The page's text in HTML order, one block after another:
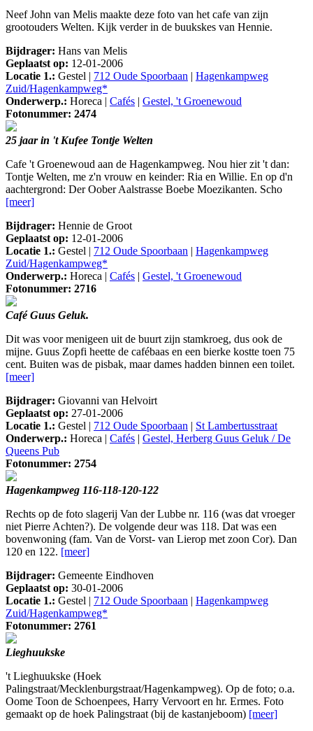
Neef John van Melis maakte deze foto van het cafe van zijn
grootouders Welten. Kijk verder in de buukskes van Hennie.
Bijdrager: Hans van Melis
Geplaatst op: 12-01-2006
Locatie 1.: Gestel | 712 Oude Spoorbaan | Hagenkampweg
Zuid/Hagenkampweg*
Onderwerp.: Horeca | Cafés | Gestel, 't Groenewoud
Fotonummer: 2474
25 jaar in 't Kufee Tontje Welten
Cafe 't Groenewoud aan de Hagenkampweg. Nou hier zit 't dan:
Tontje Welten, me z'n vrouw en keinder: Ria en Willie. En op d'n
aachtergrond: Der Oober Aalstrasse Boebe Moezikanten. Scho
[meer]
Bijdrager: Hennie de Groot
Geplaatst op: 12-01-2006
Locatie 1.: Gestel | 712 Oude Spoorbaan | Hagenkampweg
Zuid/Hagenkampweg*
Onderwerp.: Horeca | Cafés | Gestel, 't Groenewoud
Fotonummer: 2716
Café Guus Geluk.
Dit was voor menigeen uit de buurt zijn stamkroeg, dus ook de
mijne. Guus Zopfi heette de cafébaas en een bierke kostte toen 75
cent. Buiten was de pisbak, maar dames hadden binnen een toilet.
[meer]
Bijdrager: Giovanni van Helvoirt
Geplaatst op: 27-01-2006
Locatie 1.: Gestel | 712 Oude Spoorbaan | St Lambertusstraat
Onderwerp.: Horeca | Cafés | Gestel, Herberg Guus Geluk / De
Queens Pub
Fotonummer: 2754
Hagenkampweg 116-118-120-122
Rechts op de foto slagerij Van der Lubbe nr. 116 (was dat vroeger
niet Pierre Achten?). De volgende deur was 118. Dat was een
bovenwoning (fam. Van de Vorst- van Lierop met zoon Cor). Dan
120 en 122. [meer]
Bijdrager: Gemeente Eindhoven
Geplaatst op: 30-01-2006
Locatie 1.: Gestel | 712 Oude Spoorbaan | Hagenkampweg
Zuid/Hagenkampweg*
Fotonummer: 2761
Lieghuukske
't Lieghuukske (Hoek
Palingstraat/Mecklenburgstraat/Hagenkampweg). Op de foto; o.a.
Oome Toon de Schoenpees, Harry Vervoort en hr. Ermes. Foto
gemaakt op de hoek Palingstraat (bij de kastanjeboom) [meer]